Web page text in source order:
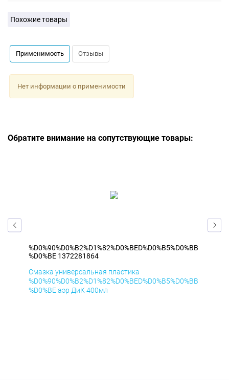
Похожие товары
Применимость Отзывы
Нет информации о применимости
Обратите внимание на сопутствующие товары:
%D0%90%D0%B2%D1%82%D0%BED%D0%B5%D0%BB
%D0%BE 1372281864
Смазка универсальная пластика
%D0%90%D0%B2%D1%82%D0%BED%D0%B5%D0%BB
%D0%BE аэр ДиК 400мл